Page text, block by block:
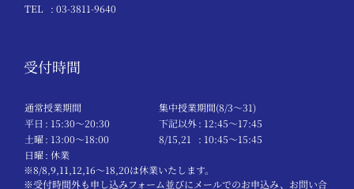
TEL
: 03-3811-9640
受付時間
通常授業期間
集中授業期間(8/3～31)
平日 : 15:30〜20:30 下記以外: 12:45〜17:45
土曜: 13:00〜18:00 8/15,21
: 10:45〜15:45
日曜: 休業
※8/8,9,11,12,16～18,20は休業いたします。
※受付時間外も申し込みフォーム並びにメールでのお申込み、お問い合